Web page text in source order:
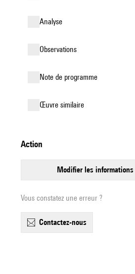
analyse
observations
Note de programme
œuvre similaire
action
modifier les informations
Vous constatez une erreur ?
contactez-nous